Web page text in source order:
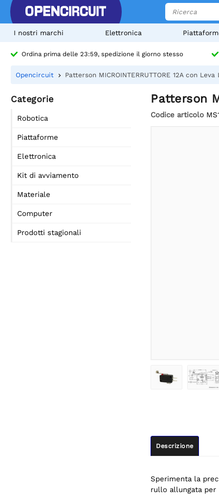
I nostri marchi Elettronica
Ordina prima delle 23:59, spedizione il giorno stesso
Opencircuit Patterson MICROINTERRUTTORE 12A con
Categorie
Robotica
Piattaforme
Elettronica
Kit di avviamento
Materiale
Computer
Prodotti stagionali
Patterson
Codice articolo
Descrizione
Sperimenta la
rullo allungata per